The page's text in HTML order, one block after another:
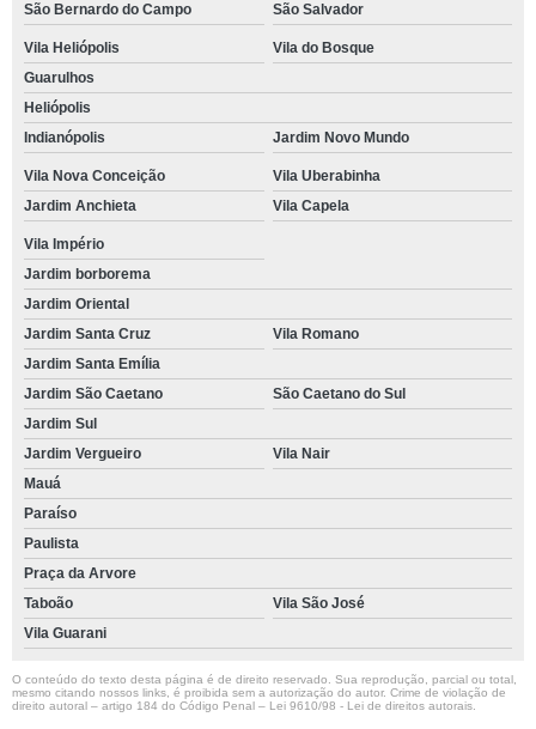
São Bernardo do Campo São Salvador
Vila Heliópolis
Vila do Bosque
Guarulhos
Heliópolis
Indianópolis
Jardim Novo Mundo
Vila Nova Conceição
Vila Uberabinha
Jardim Anchieta
Vila Capela
Vila Império
Jardim borborema
Jardim Oriental
Jardim Santa Cruz
Vila Romano
Jardim Santa Emília
Jardim São Caetano
São Caetano do Sul
Jardim Sul
Jardim Vergueiro
Vila Nair
Mauá
Paraíso
Paulista
Praça da Arvore
Taboão
Vila São José
Vila Guarani
O conteúdo do texto desta página é de direito reservado. Sua reprodução, parcial ou total,
mesmo citando nossos links, é proibida sem a autorização do autor. Crime de violação de
direito autoral – artigo 184 do Código Penal – Lei 9610/98 - Lei de direitos autorais